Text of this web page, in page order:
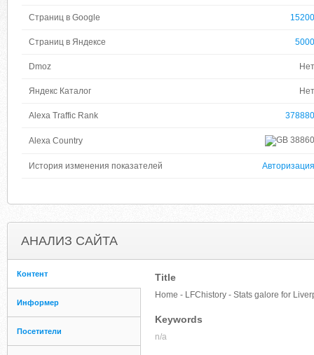
Страниц в Google 15200
Страниц в Яндексе 5000
Dmoz Нет
Яндекс Каталог Нет
Alexa Traffic Rank 378880
Alexa Country 38860
История изменения показателей Авторизация
АНАЛИЗ САЙТА
Контент
Информер
Посетители
Title
Home - LFChistory - Stats galore for
Keywords
n/a